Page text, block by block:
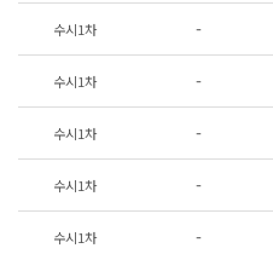
수시1차 -
수시1차 -
수시1차 -
수시1차 -
수시1차 -